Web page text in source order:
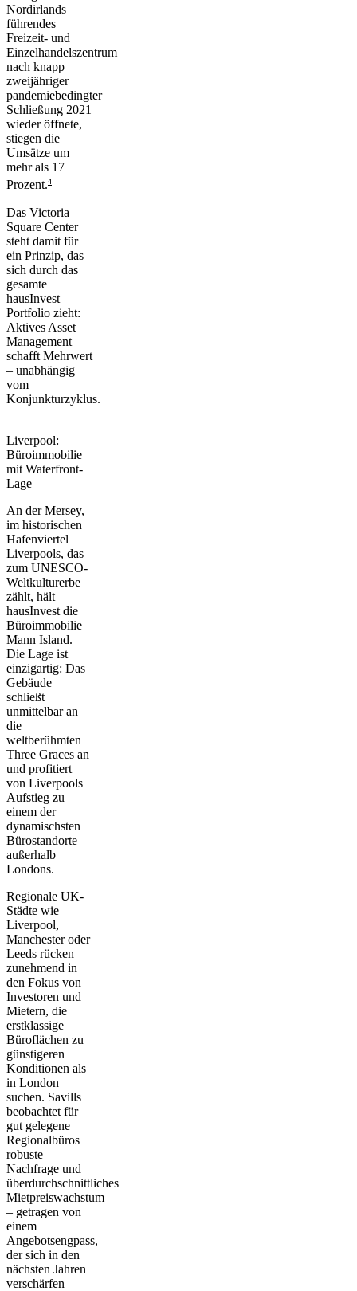
Nordirlands
führendes
Freizeit- und
Einzelhandelszentrum
nach knapp
zweijähriger
pandemiebedingter
Schließung 2021
wieder öffnete,
stiegen die
Umsätze um
mehr als 17
Prozent.4
Das Victoria
Square Center
steht damit für
ein Prinzip, das
sich durch das
gesamte
hausInvest
Portfolio zieht:
Aktives Asset
Management
schafft Mehrwert
– unabhängig
vom
Konjunkturzyklus.
Liverpool:
Büroimmobilie
mit Waterfront-
Lage
An der Mersey,
im historischen
Hafenviertel
Liverpools, das
zum UNESCO-
Weltkulturerbe
zählt, hält
hausInvest die
Büroimmobilie
Mann Island.
Die Lage ist
einzigartig: Das
Gebäude
schließt
unmittelbar an
die
weltberühmten
Three Graces an
und profitiert
von Liverpools
Aufstieg zu
einem der
dynamischsten
Bürostandorte
außerhalb
Londons.
Regionale UK-
Städte wie
Liverpool,
Manchester oder
Leeds rücken
zunehmend in
den Fokus von
Investoren und
Mietern, die
erstklassige
Büroflächen zu
günstigeren
Konditionen als
in London
suchen. Savills
beobachtet für
gut gelegene
Regionalbüros
robuste
Nachfrage und
überdurchschnittliches
Mietpreiswachstum
– getragen von
einem
Angebotsengpass,
der sich in den
nächsten Jahren
verschärfen